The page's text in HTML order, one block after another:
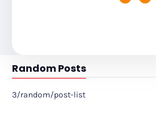
Random Posts
3/random/post-list